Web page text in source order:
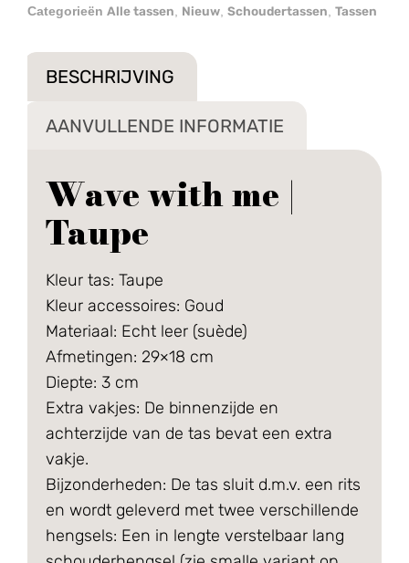
Categorieën Alle tassen Nieuw Schoudertassen Tassen
BESCHRIJVING
AANVULLENDE INFORMATIE
Wave with me |
Taupe
Kleur tas: Taupe
Kleur accessoires: Goud
Materiaal: Echt leer (suède)
Afmetingen: 29×18 cm
Diepte: 3 cm
Extra vakjes: De binnenzijde en
achterzijde van de tas bevat een extra
vakje.
Bijzonderheden: De tas sluit d.m.v. een rits
en wordt geleverd met twee verschillende
hengsels: Een in lengte verstelbaar lang